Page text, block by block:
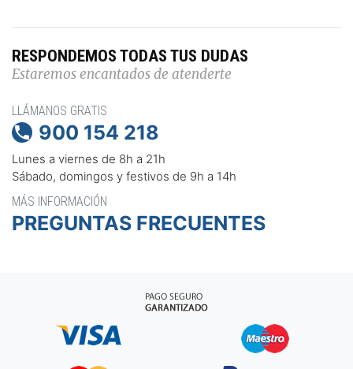
RESPONDEMOS TODAS TUS DUDAS
Estaremos encantados de atenderte
LLÁMANOS GRATIS
 900 154 218
Lunes a viernes de 8h a 21h
Sábado, domingos y festivos de 9h a 14h
MÁS INFORMACIÓN
PREGUNTAS FRECUENTES